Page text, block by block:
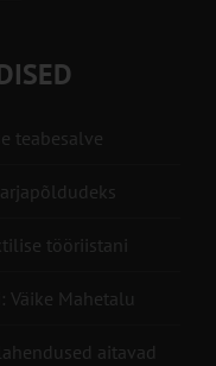
teabesalve
tööriistani
Väike Mahetalu
aitavad